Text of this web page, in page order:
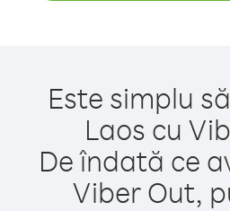
Este simplu
Laos cu
De îndată ce
Viber Out,